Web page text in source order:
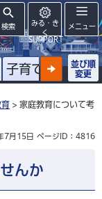
検索
みる・き
く
SUPPORT
メニュー
子育て 高齢者
並び順
変更
育 > 家庭教育について考
7月15日 ページID：4816
んか